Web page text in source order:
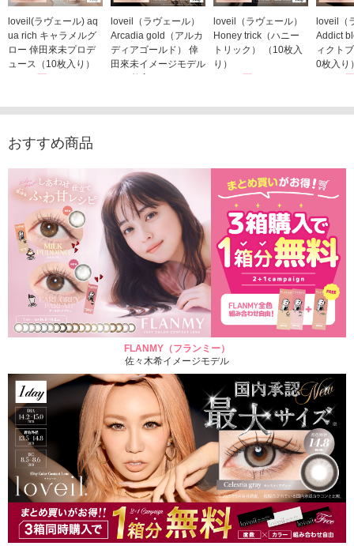
loveil(ラヴェール) aq
ua rich キャラメルグ
ロー 倖田來未プロデ
ュース（10枚入り）
loveil（ラヴェール）
Arcadia gold（アルカ
ディアゴールド） 倖
田來未イメージモデル
loveil（ラヴェール）
Honey trick（ハニー
トリック） （10枚入
り）
loveil（
Addict
ィクト
0枚入り
おすすめ商品
FLANMY（フランミー）
佐々木希イメージモデル